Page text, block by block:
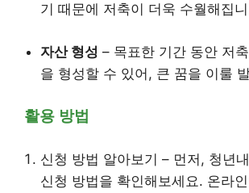
기 때문에 저축이 더욱 수월해집
자산 형성 – 목표한 기간 동안 저
을 형성할 수 있어, 큰 꿈을 이룰
활용 방법
신청 방법 알아보기 – 먼저, 청년
신청 방법을 확인해보세요. 온라